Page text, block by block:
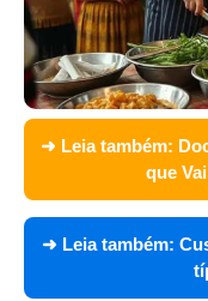
➜ Leia também:
que
➜ Leia também: